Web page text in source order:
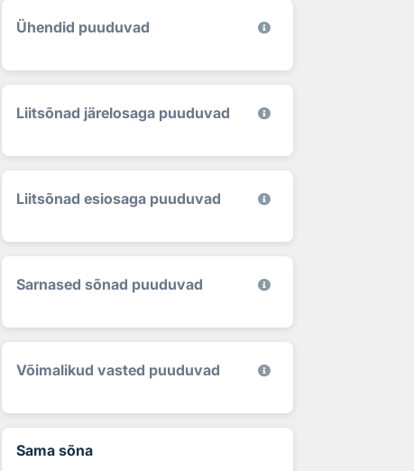
Ühendid puuduvad
Liitsõnad järelosaga puuduvad
Liitsõnad esiosaga puuduvad
Sarnased sõnad puuduvad
Võimalikud vasted puuduvad
Sama sõna